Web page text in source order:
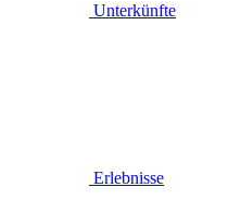
Unterkünfte
Erlebnisse